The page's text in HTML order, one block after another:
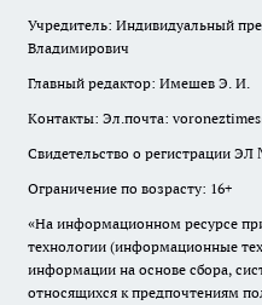
Учредитель: Индивидуальный
Владимирович
Главный редактор: Имешев Э. И.
Контакты: Эл.почта:
Свидетельство о регистрации ЭЛ
Ограничение по возрасту: 16+
«На информационном ресурсе
технологии (информационные
информации на основе сбора,
относящихся к предпочтениям